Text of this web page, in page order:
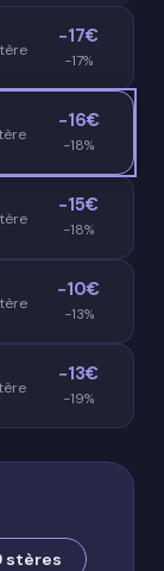
−17€
−17%
−16€
−18%
−15€
−18%
−10€
−13%
−13€
−19%
stères